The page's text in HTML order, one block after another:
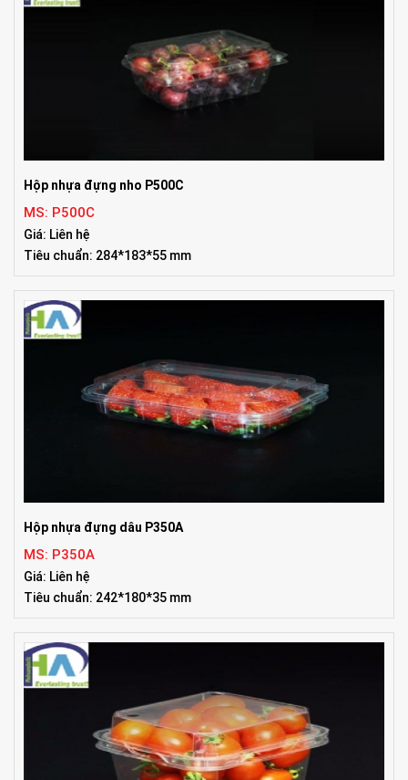
Hộp nhựa đựng nho P500C
MS: P500C
Giá: Liên hệ
Tiêu chuẩn: 284*183*55 mm
Hộp nhựa đựng dâu P350A
MS: P350A
Giá: Liên hệ
Tiêu chuẩn: 242*180*35 mm